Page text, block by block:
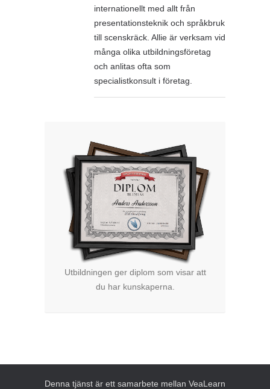
internationellt med allt från
presentationsteknik och språkbruk
till scenskräck. Allie är verksam vid
många olika utbildningsföretag
och anlitas ofta som
specialistkonsult i företag.
Utbildningen ger diplom som visar att
du har kunskaperna.
Denna tjänst är ett samarbete mellan VeaLearn